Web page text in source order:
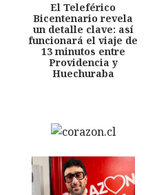
El Teleférico
Bicentenario revela
un detalle clave: así
funcionará el viaje de
13 minutos entre
Providencia y
Huechuraba